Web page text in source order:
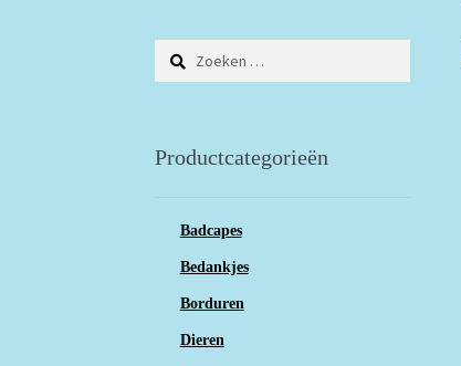
naar:
Productcategorieën
Badcapes
Bedankjes
Borduren
Dieren